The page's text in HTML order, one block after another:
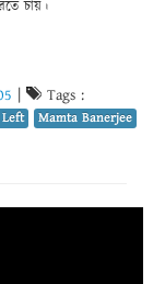
চায়।
Tags :
Mamta Banerjee